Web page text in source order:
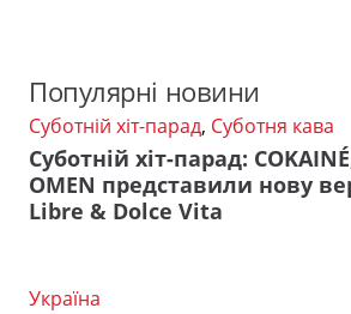
Популярні новини
Суботній хіт-парад, Суботня кава
Суботній хіт-парад:
OMEN представили нову
Libre & Dolce Vita
Україна